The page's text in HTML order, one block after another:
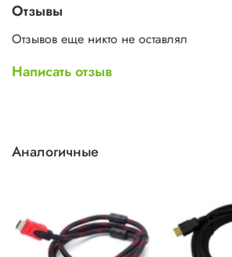
Отзывы
Отзывов еще никто не оставлял
Написать отзыв
Аналогичные